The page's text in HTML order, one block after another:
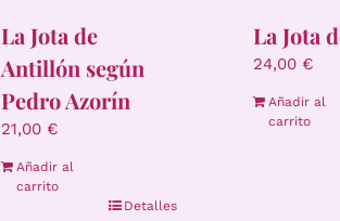
La Jota de
Antillón según
Pedro Azorín
21,00 €
Añadir al
carrito
Detalles
La Jota
24,00 €
Añadir al
carrito